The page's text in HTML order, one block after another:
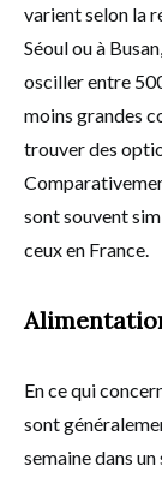
varient selon la
Séoul ou à
osciller entre
moins grandes
trouver des
sont souvent
ceux en France.
En ce qui
sont
semaine dans